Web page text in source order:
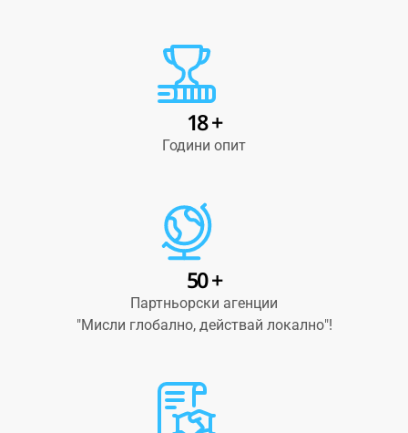
18 +
Години опит
50 +
Партньорски агенции
"Мисли глобално, действай локално"!